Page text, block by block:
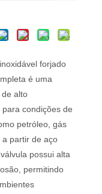
forjado
é uma
alto
condições de
petróleo, gás
partir de aço
possui alta
permitindo